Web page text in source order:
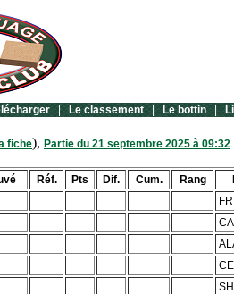
| Le classement | Le bottin |
fiche), Partie du 21 septembre 2025 à 09:32
Réf. Pts Dif. Cum. Rang